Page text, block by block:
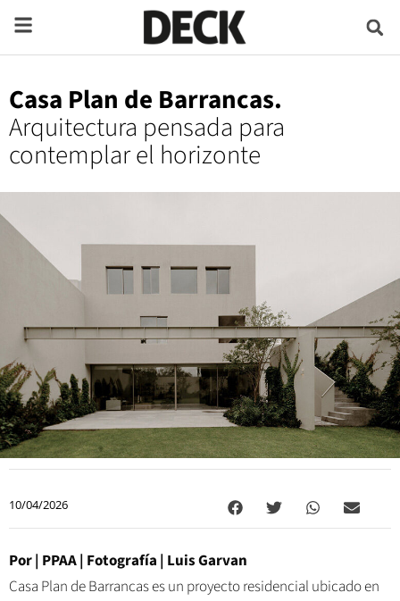
Casa Plan de Barrancas.
Arquitectura pensada para
contemplar el horizonte
10/04/2026
Por | PPAA| Fotografía | Luis Garvan
Casa Plan de Barrancas es un proyecto residencial ubicado en